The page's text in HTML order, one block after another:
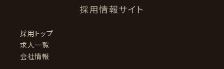
採用情報サイト
採用トップ
求人一覧
会社情報